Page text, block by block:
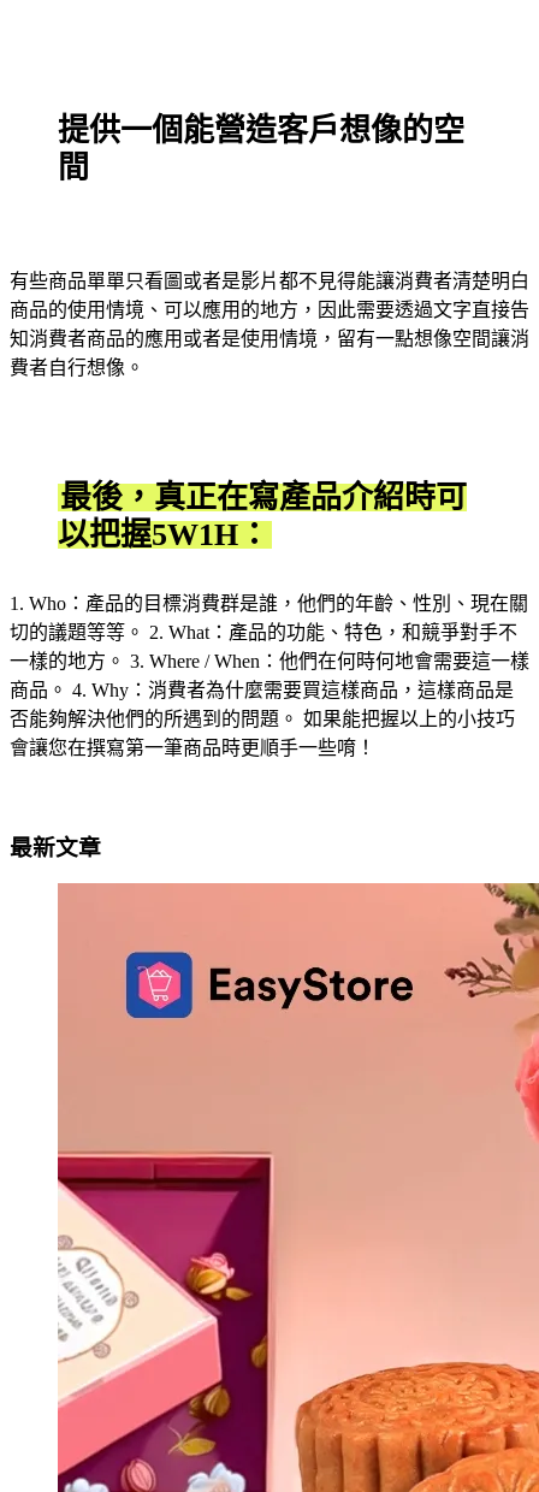
提供一個能營造客戶想像的空
間
有些商品單單只看圖或者是影片都不見得能讓消費者清楚明白
商品的使用情境、可以應用的地方，因此需要透過文字直接告
知消費者商品的應用或者是使用情境，留有一點想像空間讓消
費者自行想像。
最後，真正在寫產品介紹時可
以把握5W1H：
1. Who：產品的目標消費群是誰，他們的年齡、性別、現在關
切的議題等等。 2. What：產品的功能、特色，和競爭對手不
一樣的地方。 3. Where / When：他們在何時何地會需要這一樣
商品。 4. Why：消費者為什麼需要買這樣商品，這樣商品是
否能夠解決他們的所遇到的問題。 如果能把握以上的小技巧
會讓您在撰寫第一筆商品時更順手一些唷！
最新文章